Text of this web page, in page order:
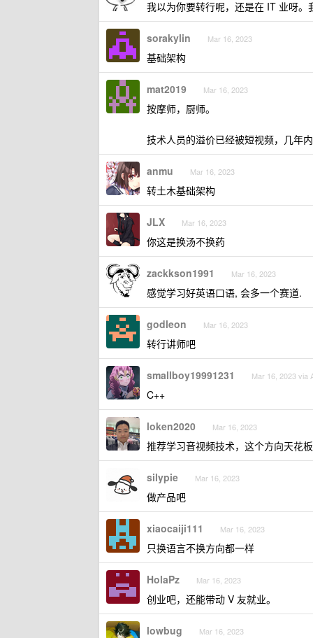
我以为你要转行呢，还是在 IT 业呀
sorakylin Mar 16, 2023
基础架构
mat2019 Mar 16, 2023
按摩师，厨师。
技术人员的溢价已经被短视频，几年
anmu Mar 16, 2023
转土木基础架构
JLX Mar 16, 2023
你这是换汤不换药
zackkson1991 Mar 16, 2023
感觉学习好英语口语, 会多一个赛道.
godleon Mar 16, 2023
转行讲师吧
smallboy19991231 Mar 16, 2023 via
C++
loken2020 Mar 16, 2023
推荐学习音视频技术，这个方向天花板
silypie Mar 16, 2023
做产品吧
xiaocaiji111 Mar 16, 2023
只换语言不换方向都一样
HolaPz Mar 16, 2023
创业吧，还能带动 V 友就业。
lowbug Mar 16, 2023